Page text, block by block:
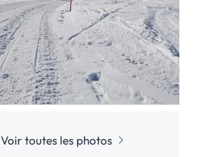
Voir toutes les photos